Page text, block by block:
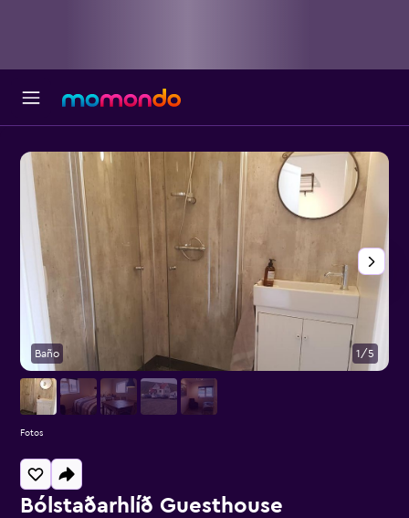
Bólstaðarhlíð Guesthouse
Baño 1/5
Fotos